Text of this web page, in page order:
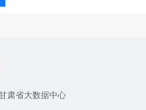
肃省大数据中心